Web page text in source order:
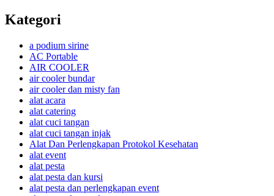
Kategori
a podium sirine
AC Portable
AIR COOLER
air cooler bundar
air cooler dan misty fan
alat acara
alat catering
alat cuci tangan
alat cuci tangan injak
Alat Dan Perlengkapan Protokol Kesehatan
alat event
alat pesta
alat pesta dan kursi
alat pesta dan perlengkapan event